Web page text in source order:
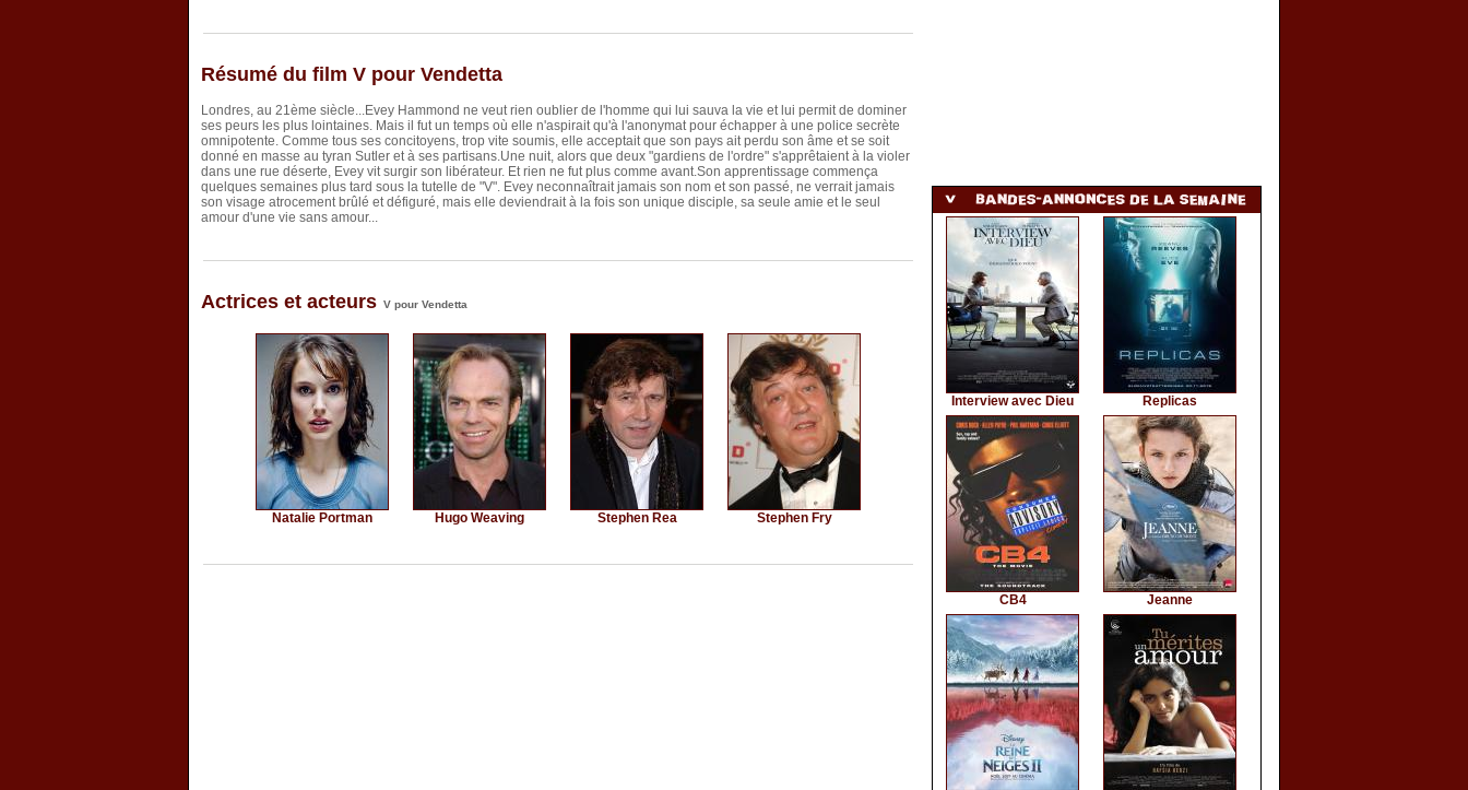
Résumé du film V pour Vendetta
Londres, au 21ème siècle...Evey Hammond ne veut rien oublier de l'homme qui lui sauva la vie et lui permit de dominer
ses peurs les plus lointaines. Mais il fut un temps où elle n'aspirait qu'à l'anonymat pour échapper à une police secrète
omnipotente. Comme tous ses concitoyens, trop vite soumis, elle acceptait que son pays ait perdu son âme et se soit
donné en masse au tyran Sutler et à ses partisans.Une nuit, alors que deux "gardiens de l'ordre" s'apprêtaient à la violer
dans une rue déserte, Evey vit surgir son libérateur. Et rien ne fut plus comme avant.Son apprentissage commença
quelques semaines plus tard sous la tutelle de "V". Evey neconnaîtrait jamais son nom et son passé, ne verrait jamais
son visage atrocement brûlé et défiguré, mais elle deviendrait à la fois son unique disciple, sa seule amie et le seul
amour d'une vie sans amour...
Actrices et acteurs V pour Vendetta
Natalie Portman Hugo Weaving Stephen Rea Stephen Fry
Interview avec Dieu Replicas
CB4 Jeanne